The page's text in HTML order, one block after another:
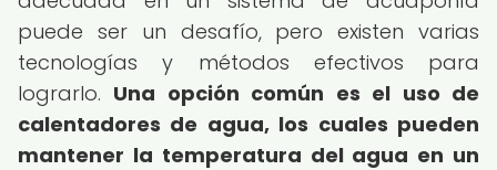
puede ser un desafío, pero existen varias
tecnologías y métodos efectivos para
lograrlo. Una opción común es el uso de
calentadores de agua, los cuales pueden
mantener la temperatura del agua en un